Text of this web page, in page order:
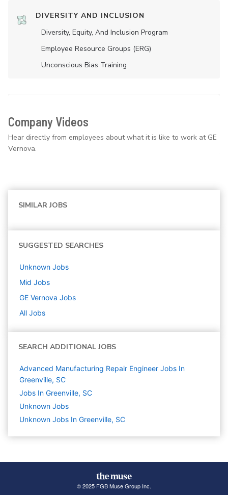
DIVERSITY AND INCLUSION
Diversity, Equity, And Inclusion Program
Employee Resource Groups (ERG)
Unconscious Bias Training
Company Videos
Hear directly from employees about what it is like to work at GE
Vernova.
SIMILAR JOBS
SUGGESTED SEARCHES
Unknown Jobs
Mid Jobs
GE Vernova Jobs
All Jobs
SEARCH ADDITIONAL JOBS
Advanced Manufacturing Repair Engineer Jobs In
Greenville, SC
Jobs In Greenville, SC
Unknown Jobs
Unknown Jobs In Greenville, SC
© 2025 FGB Muse Group Inc.